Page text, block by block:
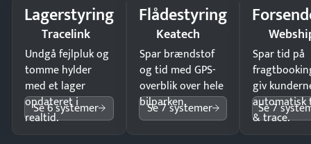
Lagerstyring
Tracelink
Undgå fejlpluk og
tomme hylder
med et lager
opdateret i
realtid.
Se 6 systemer
Flådestyring
Keatech
Spar brændstof
og tid med GPS-
overblik over hele
bilparken.
Se 7 systemer
Spar tid på
giv
automatisk
& trace.
Se 7